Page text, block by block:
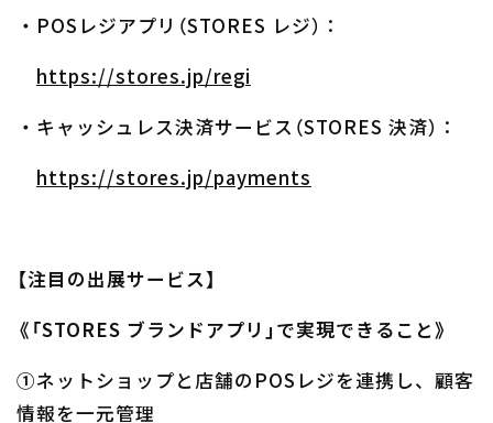
・POSレジアプリ（STORES レジ）：
https://stores.jp/regi
・キャッシュレス決済サービス（STORES 決済）：
https://stores.jp/payments
【注目の出展サービス】
《「STORES ブランドアプリ」で実現できること》
①ネットショップと店舗のPOSレジを連携し、顧客
情報を一元管理